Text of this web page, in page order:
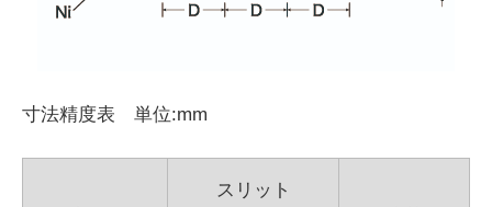
寸法精度表 単位:mm
スリット